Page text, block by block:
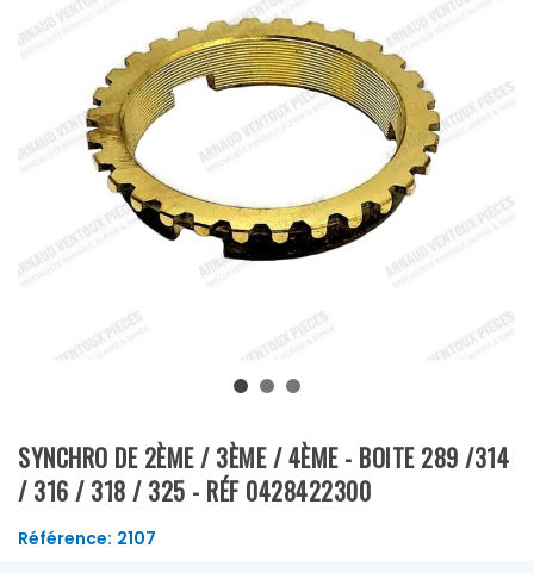
SYNCHRO DE 2ÈME / 3ÈME / 4ÈME - BOITE 289 /314
/ 316 / 318 / 325 - RÉF 0428422300
Référence: 2107